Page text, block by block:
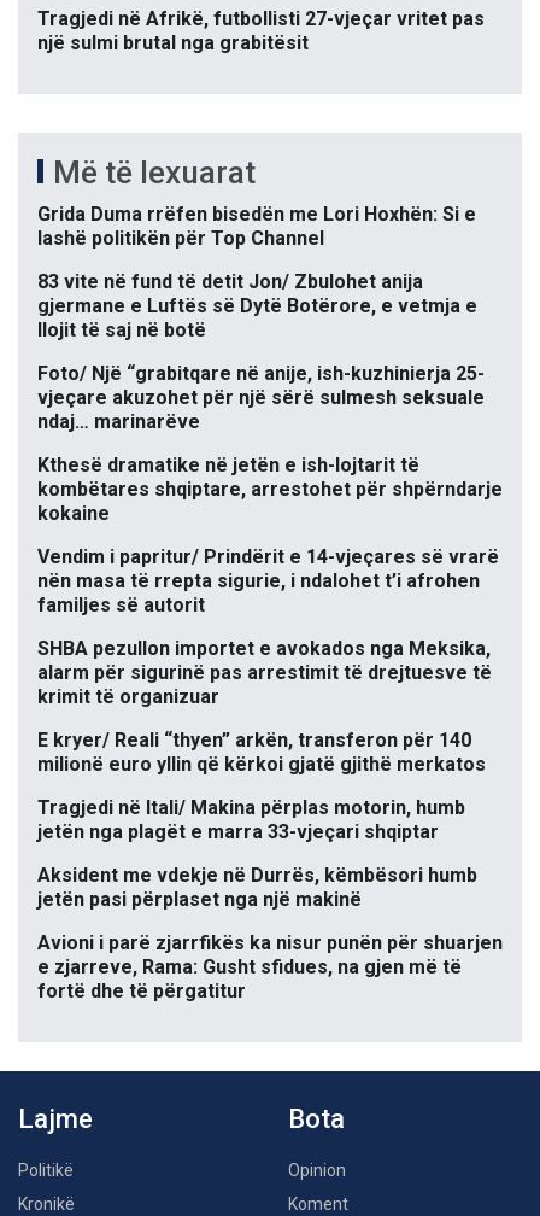
Tragjedi në Afrikë, futbollisti 27-vjeçar vritet pas
një sulmi brutal nga grabitësit
Më të lexuarat
Grida Duma rrëfen bisedën me Lori Hoxhën: Si e
lashë politikën për Top Channel
83 vite në fund të detit Jon/ Zbulohet anija
gjermane e Luftës së Dytë Botërore, e vetmja e
llojit të saj në botë
Foto/ Një “grabitqare në anije, ish-kuzhinierja 25-
vjeçare akuzohet për një sërë sulmesh seksuale
ndaj… marinarëve
Kthesë dramatike në jetën e ish-lojtarit të
kombëtares shqiptare, arrestohet për shpërndarje
kokaine
Vendim i papritur/ Prindërit e 14-vjeçares së vrarë
nën masa të rrepta sigurie, i ndalohet t’i afrohen
familjes së autorit
SHBA pezullon importet e avokados nga Meksika,
alarm për sigurinë pas arrestimit të drejtuesve të
krimit të organizuar
E kryer/ Reali “thyen” arkën, transferon për 140
milionë euro yllin që kërkoi gjatë gjithë merkatos
Tragjedi në Itali/ Makina përplas motorin, humb
jetën nga plagët e marra 33-vjeçari shqiptar
Aksident me vdekje në Durrës, këmbësori humb
jetën pasi përplaset nga një makinë
Avioni i parë zjarrfikës ka nisur punën për shuarjen
e zjarreve, Rama: Gusht sfidues, na gjen më të
fortë dhe të përgatitur
Lajme
Politikë
Kronikë
Bota
Opinion
Koment